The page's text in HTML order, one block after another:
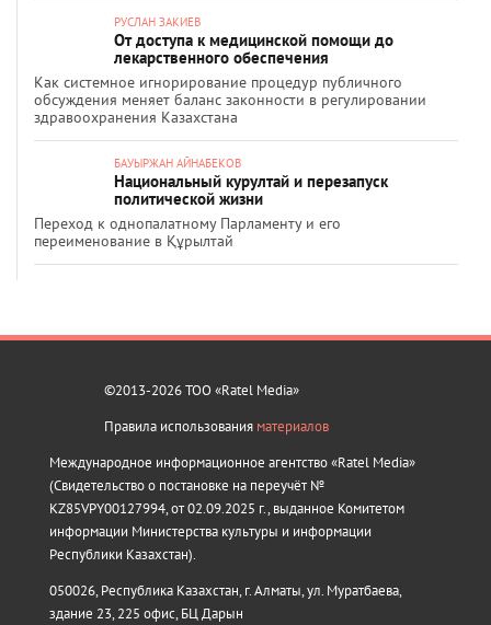
РУСЛАН ЗАКИЕВ
От доступа к медицинской помощи до
лекарственного обеспечения
Как системное игнорирование процедур публичного
обсуждения меняет баланс законности в регулировании
здравоохранения Казахстана
БАУЫРЖАН АЙНАБЕКОВ
Национальный курултай и перезапуск
политической жизни
Переход к однопалатному Парламенту и его
переименование в Құрылтай
©2013-2026 ТОО «Ratel Media»
Правила использования материалов
Международное информационное агентство «Ratel Media»
(Свидетельство о постановке на переучёт №
KZ85VPY00127994, от 02.09.2025 г., выданное Комитетом
информации Министерства культуры и информации
Республики Казахстан).
050026, Республика Казахстан, г. Алматы, ул. Муратбаева,
здание 23, 225 офис, БЦ Дарын